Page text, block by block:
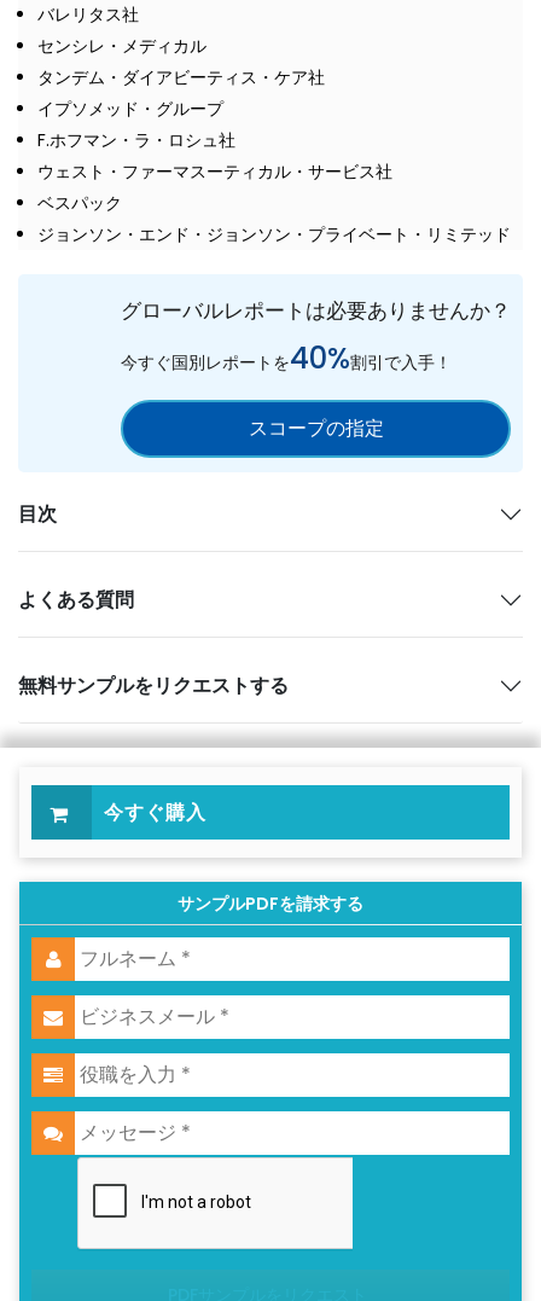
バレリタス社
センシレ・メディカル
タンデム・ダイアビーティス・ケア社
イプソメッド・グループ
F.ホフマン・ラ・ロシュ社
ウェスト・ファーマスーティカル・サービス社
ベスパック
ジョンソン・エンド・ジョンソン・プライベート・リミテッド
グローバルレポートは必要ありませんか？
今すぐ国別レポートを40%割引で入手！
スコープの指定
目次
よくある質問
無料サンプルをリクエストする
今すぐ購入
サンプルPDFを請求する